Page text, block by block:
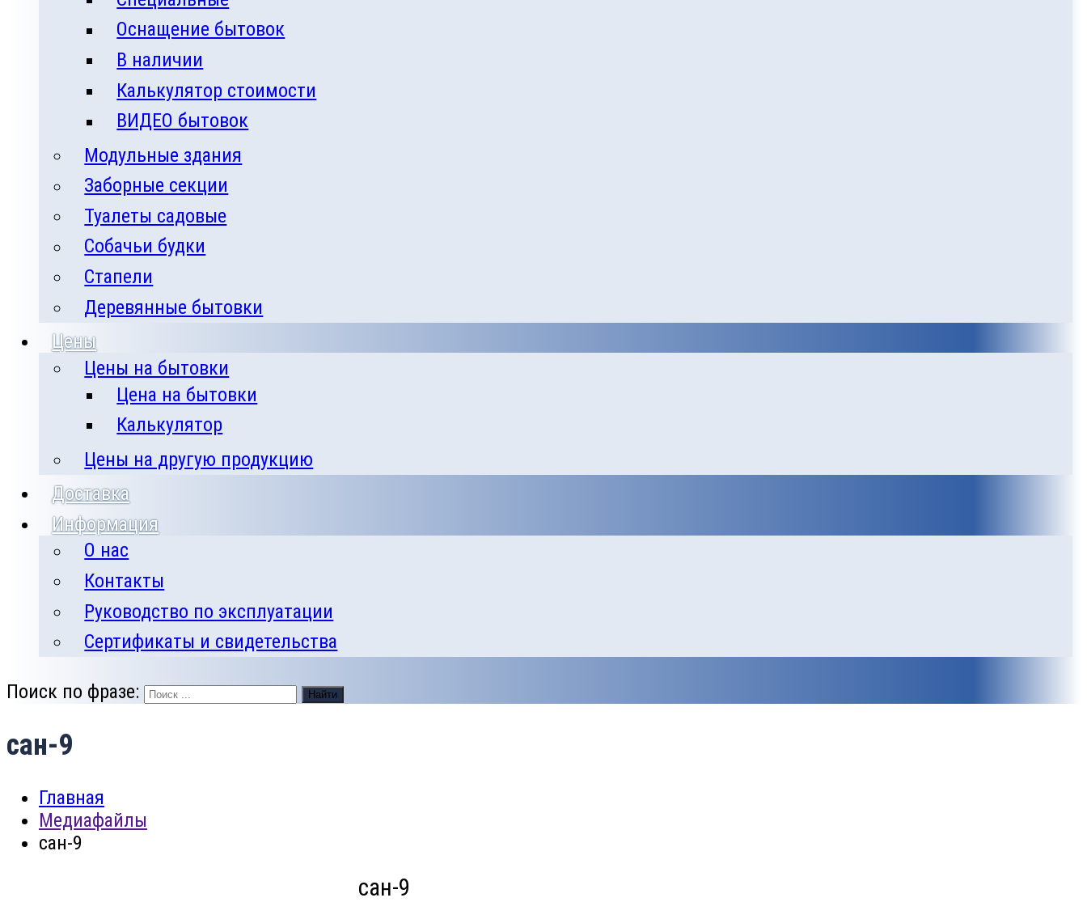
Оснащение бытовок
В наличии
Калькулятор стоимости
ВИДЕО бытовок
Модульные здания
Заборные секции
Туалеты садовые
Собачьи будки
Стапели
Деревянные бытовки
Цены
Цены на бытовки
Цена на бытовки
Калькулятор
Цены на другую продукцию
Доставка
Информация
О нас
Контакты
Руководство по эксплуатации
Сертификаты и свидетельства
Поиск по фразе: Найти
сан-9
Главная
Медиафайлы
сан-9
сан-9